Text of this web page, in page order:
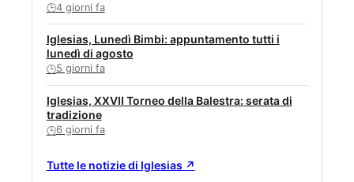
🕒4 giorni fa
Iglesias, Lunedì Bimbi: appuntamento tutti i
lunedì di agosto
🕒5 giorni fa
Iglesias, XXVII Torneo della Balestra: serata di
tradizione
🕒6 giorni fa
Tutte le notizie di Iglesias ↗